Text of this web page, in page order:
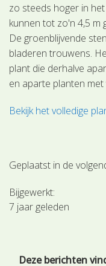
zo steeds hoger in
kunnen tot zo'n 4,5 m
De groenblijvende
bladeren trouwens.
plant die derhalve
en aparte planten
Bekijk het volledige
Geplaatst in de
Bijgewerkt:
7 jaar geleden
Deze berichten